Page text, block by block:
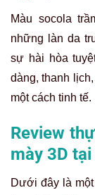
Màu socola
những làn da
sự hài hòa
dàng, thanh
một cách tinh tế.
Review
mày 3D
Dưới đây là